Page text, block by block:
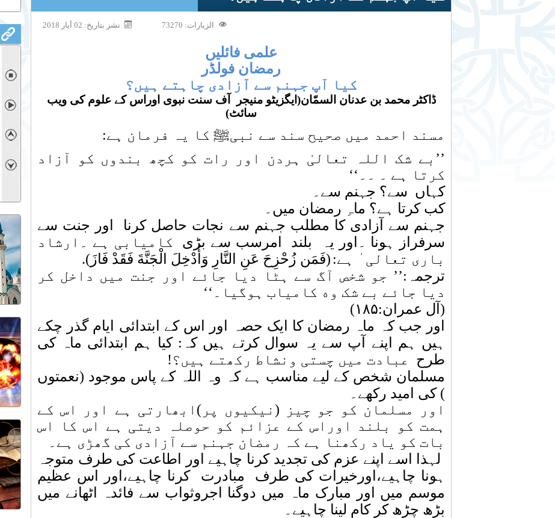
نشر بتاريخ: 02 أيار 2018 الزيارات: 73270
علمی فائلیں
رمضان فولڈر
کیا آپ جہنم سے آزادی چاہتے ہیں؟
ڈاکٹر محمد بن عدنان السمّان(ایگزیٹو منیجر آف سنت نبوی اوراس کے علوم کی ویب
سائٹ)
مسند احمد میں صحیح سند سے نبیﷺ کا یہ فرمان ہے:
’’بے شک اللہ تعالیٰ ہردن اور رات کو کچھ بندوں کو آزاد
کرتا ہے ۔ ۔۔‘‘
کہاں سے؟ جہنم سے۔
کب کرتا ہے؟ ماہِ رمضان میں۔
جہنم سے آزادی کا مطلب جہنم سے نجات حاصل کرنا
اور جنت سے
سرفراز ہونا ۔اور یہ
بلند امرسب سے بڑی
کامیابی ہے ۔ارشاد
باری تعالی ٰ ہے: (فَمَن زُحْزِحَ عَنِ النَّارِ وَأُدْخِلَ الْجَنَّةَ فَقَدْ فَازَ)
.
ترجمہ:’’ جو شخص آگ سے ہٹا دیا جائے اور جنت میں داخل کر
دیا جائے بے شک وه کامیاب ہوگیا ۔ ‘‘
(آل عمران:۱۸۵)
اور جب کہ ماہ رمضان کا ایک حصہ اور اس کے ابتدائی ایام گذر چکے
ہیں ہم اپنے آپ سے یہ سوال کرتے ہیں کہ: کیا ہم ابتدائی ماہ کی
طرح
عبادت میں چستی ونشاط رکھتے ہیں؟!
مسلمان شخص کے لیے مناسب ہے کہ وہ اللہ کے پاس موجود (نعمتوں
) کی امید رکھے۔
اور مسلمان کو جو چیز (نیکیوں پر)ابھارتی ہے اور اس کے
ہمت کو بلند اوراس کے عزائم کو حوصلہ دیتی ہے اس کا اس
بات کو یاد رکھنا ہے کہ رمضان جہنم سے آزادی کی گھڑی ہے۔
لہذا اسے اپنے عزم کی تجدید کرنا چاہیے اور اطاعت کی طرف متوجہ
ہونا چاہیے،اورخیرات کی طرف
مبادرت
کرنا چاہیے،اور اس عظیم
موسم میں اور مبارک ماہ میں دوگنا اجروثواب سے فائدہ اٹھانے میں
بڑھ چڑھ کر کام لینا چاہیے۔
◼
➤
➤
➤